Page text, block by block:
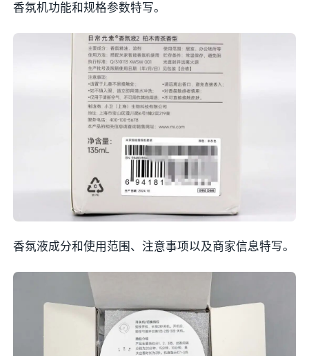
香氛机功能和规格参数特写。
香氛液成分和使用范围、注意事项以及商家信息特写。